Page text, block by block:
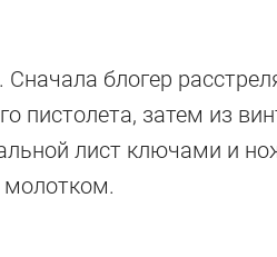
Сначала блогер
пистолета, затем из
лист ключами и
молотком.